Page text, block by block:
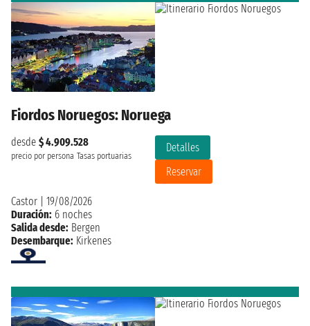
Fiordos Noruegos: Noruega
desde $ 4.909.528
precio por persona Tasas portuarias
Detalles
Reservar
Castor
19/08/2026
Duración: 6 noches
Salida desde: Bergen
Desembarque: Kirkenes